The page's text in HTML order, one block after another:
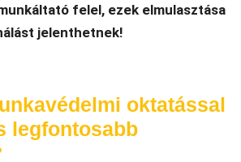
felel, ezek elmulasztása
jelenthetnek!
oktatással
legfontosabb